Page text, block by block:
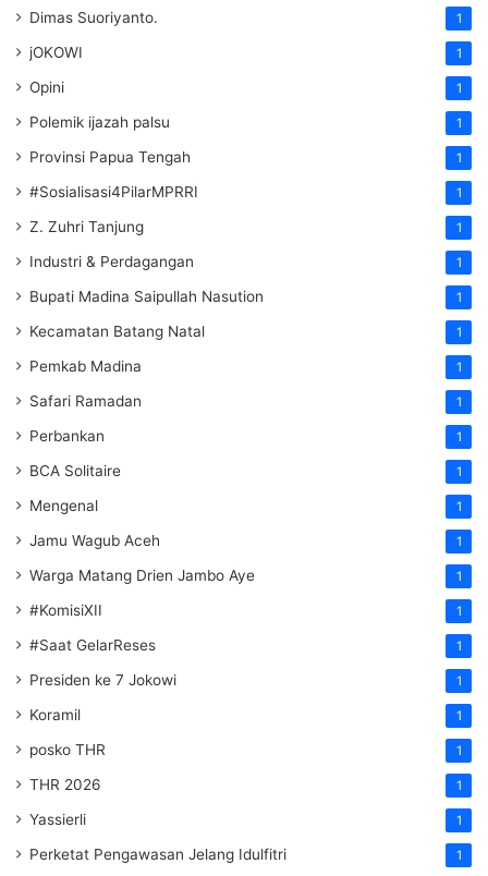
Dimas Suoriyanto. 1
jOKOWI 1
Opini 1
Polemik ijazah palsu 1
Provinsi Papua Tengah 1
#Sosialisasi4PilarMPRRI 1
Z. Zuhri Tanjung 1
Industri & Perdagangan 1
Bupati Madina Saipullah Nasution 1
Kecamatan Batang Natal 1
Pemkab Madina 1
Safari Ramadan 1
Perbankan 1
BCA Solitaire 1
Mengenal 1
Jamu Wagub Aceh 1
Warga Matang Drien Jambo Aye 1
#KomisiXII 1
#Saat GelarReses 1
Presiden ke 7 Jokowi 1
Koramil 1
posko THR 1
THR 2026 1
Yassierli 1
Perketat Pengawasan Jelang Idulfitri 1